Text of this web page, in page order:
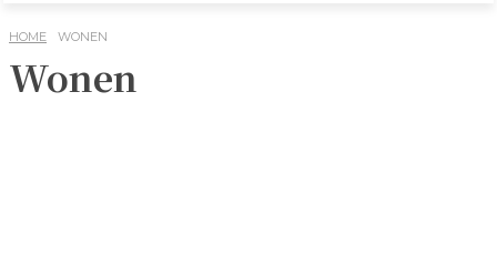
HOME WONEN
Wonen